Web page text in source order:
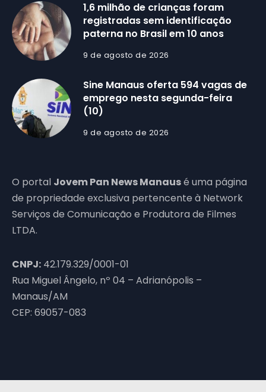
1,6 milhão de crianças foram
registradas sem identificação
paterna no Brasil em 10 anos
9 de agosto de 2026
Sine Manaus oferta 594 vagas de
emprego nesta segunda-feira
(10)
9 de agosto de 2026
O portal Jovem Pan News Manausé uma página
de propriedade exclusiva pertencente à Network
Serviços de Comunicação e Produtora de Filmes
LTDA.
CNPJ: 42.179.329/0001-01
Rua Miguel Ângelo, nº 04 – Adrianópolis –
Manaus/AM
CEP: 69057-083